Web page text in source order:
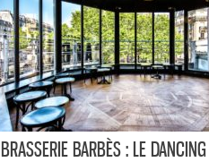
BRASSERIE BARBÈS : LE